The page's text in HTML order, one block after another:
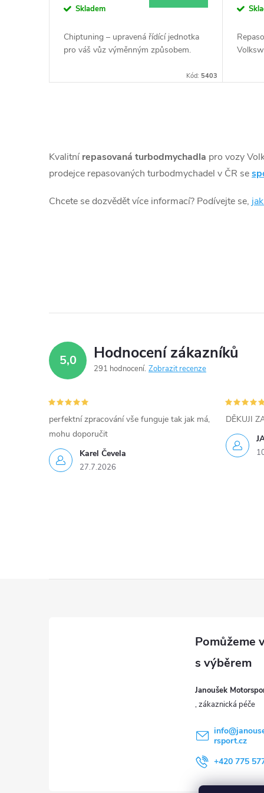
k
ů
Skladem
Chiptuning – upravená řídící jednotka
pro váš vůz výměnným způsobem.
Kód: 5403
v
l
á
p
v
y
v
ý
Kvalitní repasovaná turbodmychadla pro vozy
prodejce repasovaných turbodmychadel v ČR se
Chcete se dozvědět více informací? Podívejte se,
5,0 Hodnocení zákazníků
291 hodnocení Zobrazit recenze
Karel Čevela
27.7.2026
perfektní zpracování vše funguje tak jak má,
mohu doporučit
DĚKUJI
Janoušek
info@
rsport.cz
+420 775